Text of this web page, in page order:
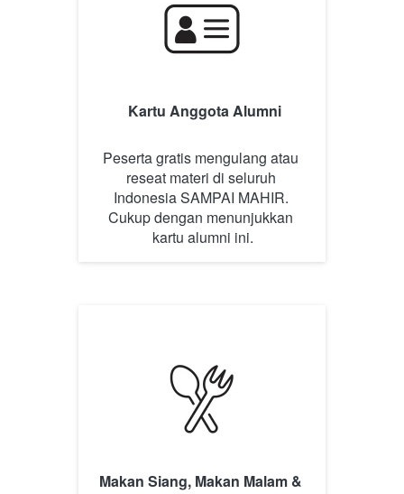
Kartu Anggota Alumni
Peserta gratis mengulang atau
reseat materi di seluruh
Indonesia SAMPAI MAHIR.
Cukup dengan menunjukkan
kartu alumni ini.
Makan Siang, Makan Malam &